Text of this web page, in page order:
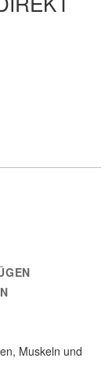
Muskeln und